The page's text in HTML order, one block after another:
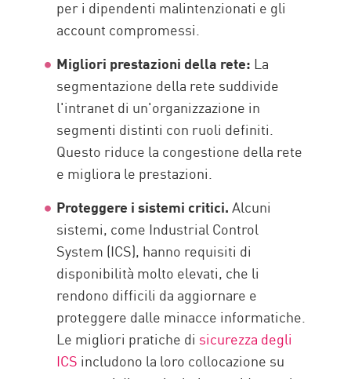
per i dipendenti malintenzionati e gli
account compromessi.
Migliori prestazioni della rete: La
segmentazione della rete suddivide
l'intranet di un'organizzazione in
segmenti distinti con ruoli definiti.
Questo riduce la congestione della rete
e migliora le prestazioni.
Proteggere i sistemi critici.Alcuni
sistemi, come Industrial Control
System (ICS), hanno requisiti di
disponibilità molto elevati, che li
rendono difficili da aggiornare e
proteggere dalle minacce informatiche.
Le migliori pratiche di sicurezza degli
ICS includono la loro collocazione su